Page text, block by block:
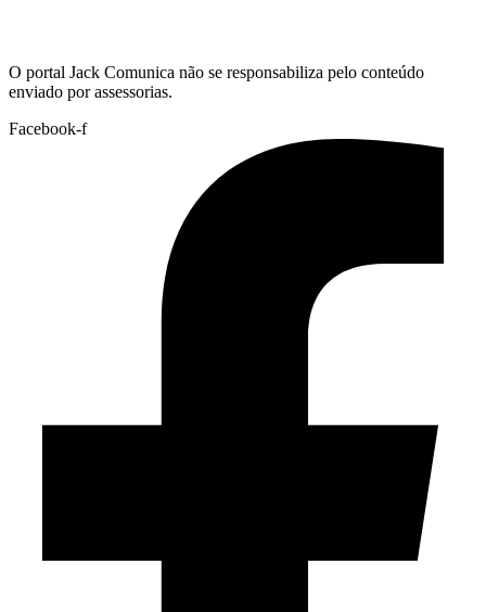
O portal Jack Comunica não se responsabiliza pelo conteúdo
enviado por assessorias.
Facebook-f